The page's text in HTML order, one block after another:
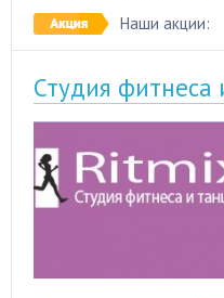
Наши акции:
Студия фитнеса